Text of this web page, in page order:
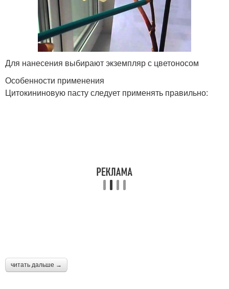
Для нанесения выбирают экземпляр с цветоносом
Особенности применения
Цитокининовую пасту следует применять правильно:
читать дальше →